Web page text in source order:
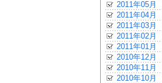
2011年05月
2011年04月
2011年03月
2011年02月
2011年01月
2010年12月
2010年11月
2010年10月